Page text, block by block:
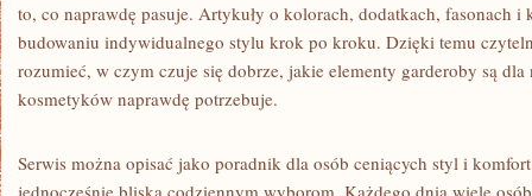
to, co naprawdę pasuje. Artykuły o kolorach, dodatkach, fasonach i
budowaniu indywidualnego stylu krok po kroku. Dzięki temu
rozumieć, w czym czuje się dobrze, jakie elementy garderoby są
kosmetyków naprawdę potrzebuje.
Serwis można opisać jako poradnik dla osób ceniących styl i
jednocześnie bliska codziennym wyborom. Każdego dnia wiele